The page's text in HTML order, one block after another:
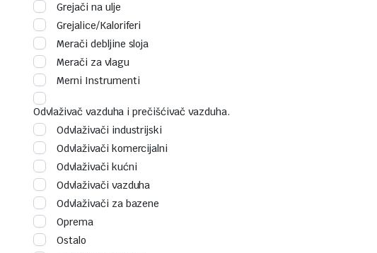
Grejači na ulje
Grejalice/Kaloriferi
Merači debljine sloja
Merači za vlagu
Merni Instrumenti
Odvlaživač vazduha i prečišćivač vazduha.
Odvlaživači industrijski
Odvlaživači komercijalni
Odvlaživači kućni
Odvlaživači vazduha
Odvlaživači za bazene
Oprema
Ostalo